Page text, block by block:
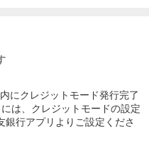
がザクザク貯まる！～
フレキシブルペイ。
ッチ決済またはモバイルオ
ント還元に加えて、
クにポイントを貯めるチャン
にクレジットモード発行完了
は、クレジットモードの設定
行アプリよりご設定くださ